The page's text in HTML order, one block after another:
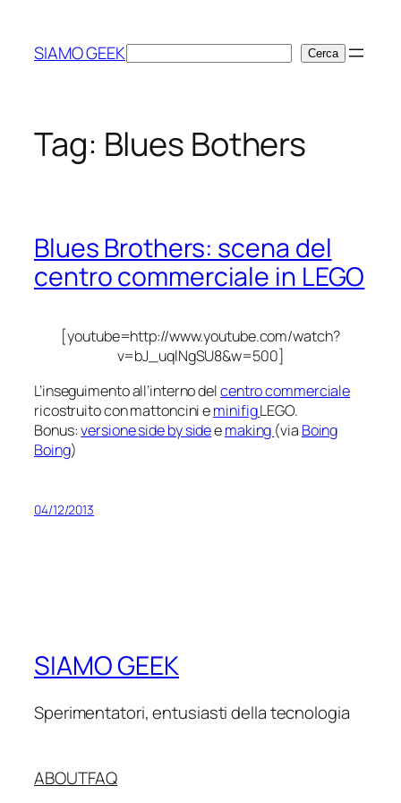
contenuto
SIAMO GEEKCerca Cerca
Tag: Blues Bothers
Blues Brothers: scena del
centro commerciale in LEGO
[youtube=http://www.youtube.com/watch?
v=bJ_uqlNgSU8&w=500]
L’inseguimento all’interno delcentro commerciale
ricostruito con mattoncini eminifigLEGO.
Bonus:versioneside by sideemaking (via Boing
Boing)
04/12/2013
SIAMO GEEK
Sperimentatori, entusiasti della tecnologia
ABOUTFAQ